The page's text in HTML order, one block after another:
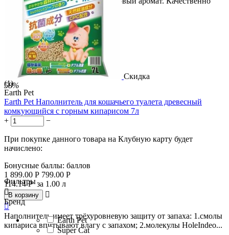
устраняет...
Скидка
58%
(1)
Earth Pet
Earth Pet Наполнитель для кошачьего туалета древесный
комкующийся с горным кипарисом 7л
+
−
При покупке данного товара на Клубную карту будет
начислено:
Бонусные баллы: баллов
1 899.00 Р 799.00 Р
114.14 Рза 1.00 л
В корзину


Наполнитель имеет трёхуровневую защиту от запаха: 1.смолы
кипариса впитывают влагу с запахом; 2.молекулы HoleIndeo...
Фильтры

Бренд
Earth Pet
Super Cat